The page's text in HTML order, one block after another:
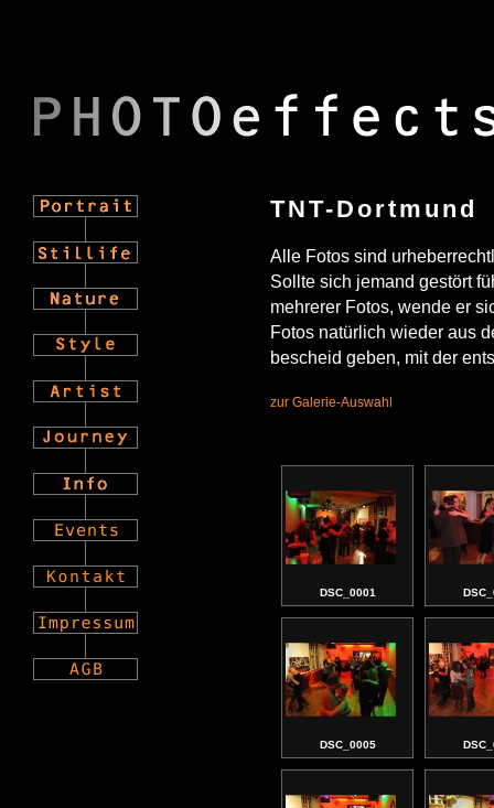
TNT-Dortmund
Alle Fotos sind
Sollte sich jemand gestört
mehrerer Fotos, wende er
Fotos natürlich wieder aus
bescheid geben, mit der
zur Galerie-Auswahl
DSC_0001
DSC_0005